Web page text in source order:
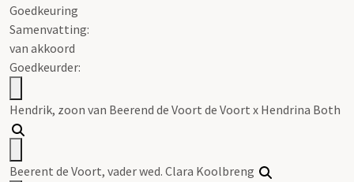
Goedkeuring
Samenvatting:
van akkoord
Goedkeurder:
Hendrik, zoon van Beerend de Voort de Voort x Hendrina Both
Beerent de Voort, vader wed. Clara Koolbreng